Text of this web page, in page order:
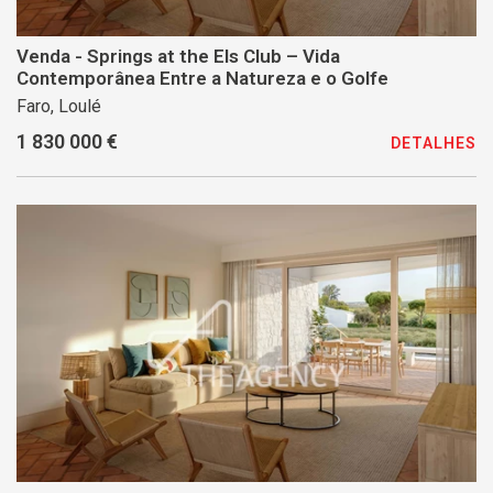
Venda - Springs at the Els Club – Vida
Contemporânea Entre a Natureza e o Golfe
Faro, Loulé
1 830 000 € DETALHES